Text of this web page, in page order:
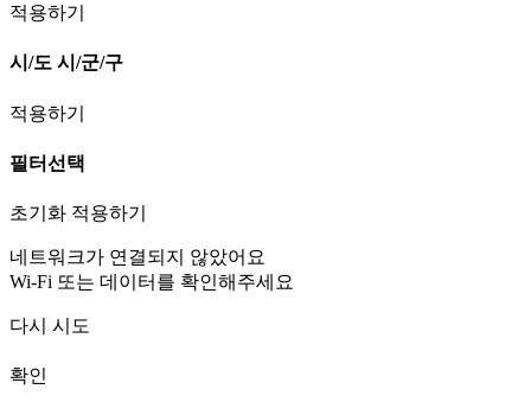
적용하기
시/도 시/군/구
적용하기
필터선택
초기화 적용하기
네트워크가 연결되지 않았어요
Wi-Fi 또는 데이터를 확인해주세요
다시 시도
확인